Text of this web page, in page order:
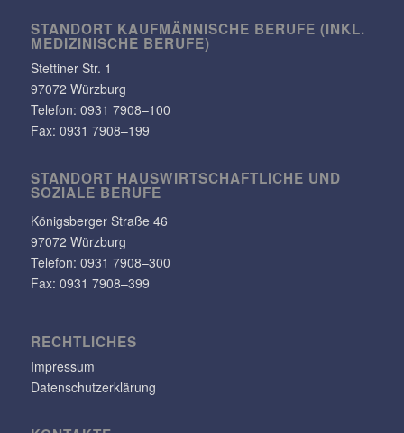
STANDORT KAUF­MÄN­NI­SCHE BERUFE (INKL.
MEDI­ZI­NI­SCHE BERUFE)
Stet­tiner Str. 1
97072 Würzburg
Telefon: 0931 7908–100
Fax: 0931 7908–199
STANDORT HAUS­WIRT­SCHAFT­LICHE UND
SOZIALE BERUFE
Königs­berger Straße 46
97072 Würzburg
Telefon: 0931 7908–300
Fax: 0931 7908–399
RECHT­LI­CHES
Impressum
Datenschutzerklärung